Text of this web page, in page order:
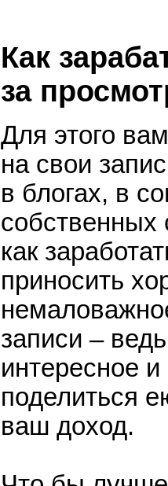
Как
за
Для этого
на свои
в блогах, в
собственных
как
приносить
записи –
интересное
поделиться
ваш доход.